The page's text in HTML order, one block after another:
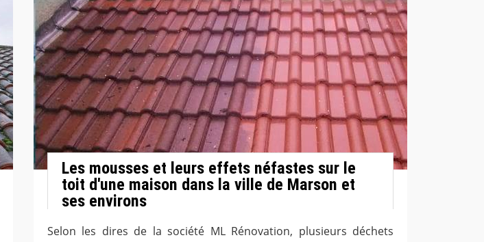
Les mousses et leurs effets néfastes sur le
toit d'une maison dans la ville de Marson et
ses environs
Selon les dires de la société ML Rénovation, plusieurs déchets